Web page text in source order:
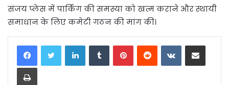
संजय प्लेस में पार्किंग की समस्या को खत्म कराने और स्थायी
समाधान के लिए कमेटी गठन की मांग की।
LinkedInTumblrPinterestReddit VKontakteShare via Email
Print